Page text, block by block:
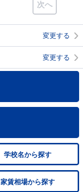
次へ
変更する
変更する
学校名から探す
家賃相場から探す